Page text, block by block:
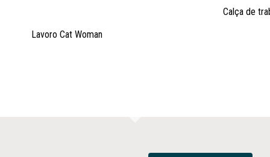
Lavoro Cat Woman
Calça de